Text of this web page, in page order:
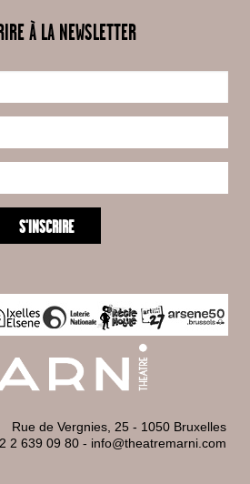
À LA NEWSLETTER
Rue de Vergnies, 25 - 1050 Bruxelles
2 639 09 80 - info@theatremarni.com